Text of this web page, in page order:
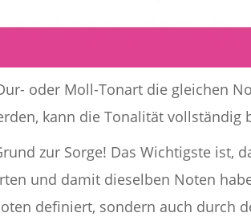
oder Moll-Tonart die gleichen
kann die Tonalität vollständig
zur Sorge! Das Wichtigste ist,
und damit dieselben Noten
definiert, sondern auch durch